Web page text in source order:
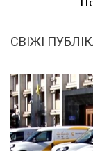
СВІЖІ